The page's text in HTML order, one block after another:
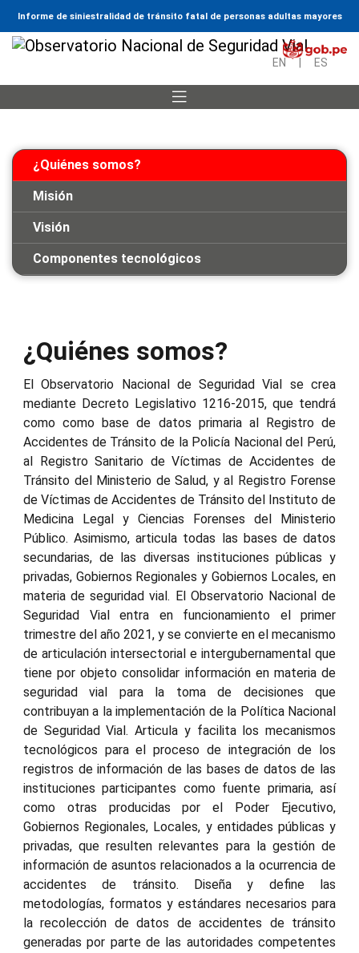
Informe de siniestralidad de tránsito fatal de personas adultas mayores
EN ES
¿Quiénes somos?
Misión
Visión
Componentes tecnológicos
¿Quiénes somos?
El Observatorio Nacional de Seguridad Vial se crea
mediante Decreto Legislativo 1216-2015, que tendrá
como como base de datos primaria al Registro de
Accidentes de Tránsito de la Policía Nacional del Perú,
al Registro Sanitario de Víctimas de Accidentes de
Tránsito del Ministerio de Salud, y al Registro Forense
de Víctimas de Accidentes de Tránsito del Instituto de
Medicina Legal y Ciencias Forenses del Ministerio
Público. Asimismo, articula todas las bases de datos
secundarias, de las diversas instituciones públicas y
privadas, Gobiernos Regionales y Gobiernos Locales, en
materia de seguridad vial. El Observatorio Nacional de
Seguridad Vial entra en funcionamiento el primer
trimestre del año 2021, y se convierte en el mecanismo
de articulación intersectorial e intergubernamental que
tiene por objeto consolidar información en materia de
seguridad vial para la toma de decisiones que
contribuyan a la implementación de la Política Nacional
de Seguridad Vial. Articula y facilita los mecanismos
tecnológicos para el proceso de integración de los
registros de información de las bases de datos de las
instituciones participantes como fuente primaria, así
como otras producidas por el Poder Ejecutivo,
Gobiernos Regionales, Locales, y entidades públicas y
privadas, que resulten relevantes para la gestión de
información de asuntos relacionados a la ocurrencia de
accidentes de tránsito. Diseña y define las
metodologías, formatos y estándares necesarios para
la recolección de datos de accidentes de tránsito
generadas por parte de las autoridades competentes